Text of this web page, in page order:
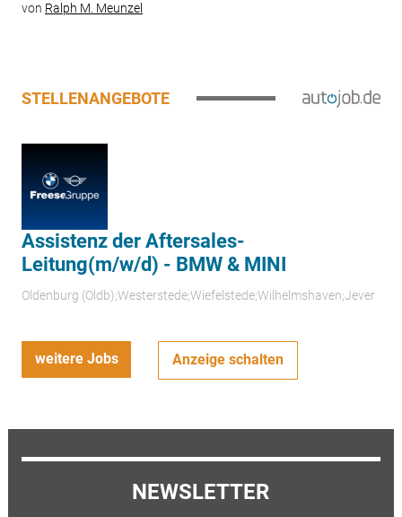
von Ralph M. Meunzel
STELLENANGEBOTE
Assistenz der Aftersales-
Leitung(m/w/d) - BMW & MINI
Oldenburg (Oldb);Westerstede;Wiefelstede;Wilhelmshaven;Jever
weitere Jobs Anzeige schalten
NEWSLETTER